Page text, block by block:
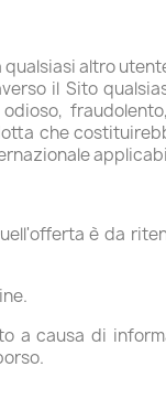
altro
il Sito
che
è da
a causa di